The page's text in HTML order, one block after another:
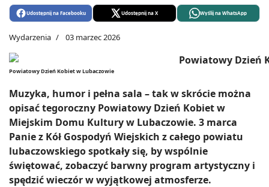
Udostępnij na Facebooku Udostępnij na X Wyślij na WhatsApp
Wydarzenia 03 marzec 2026
Powiatowy Dzień Kobiet w Lubaczowie
Muzyka, humor i pełna sala – tak w skrócie można
opisać tegoroczny Powiatowy Dzień Kobiet w
Miejskim Domu Kultury w Lubaczowie. 3 marca
Panie z Kół Gospodyń Wiejskich z całego powiatu
lubaczowskiego spotkały się, by wspólnie
świętować, zobaczyć barwny program artystyczny i
spędzić wieczór w wyjątkowej atmosferze.